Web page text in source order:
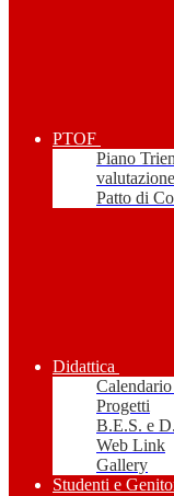
PTOF
Piano
valutazione
Patto di
Didattica
Progetti
B.E.S. e
Web Link
Gallery
Studenti e